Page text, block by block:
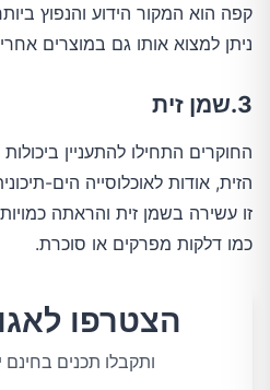
קפה הוא המקור הידוע והנפוץ
ניתן למצוא אותו גם במוצרים
3.שמן זית
החוקרים התחילו להתעניין
הזית, אודות לאוכלוסייה הים-
זו עשירה בשמן זית והראתה
כמו דלקות מפרקים או סוכרת.
הצטרפו
ותקבלו תכנים בחינם